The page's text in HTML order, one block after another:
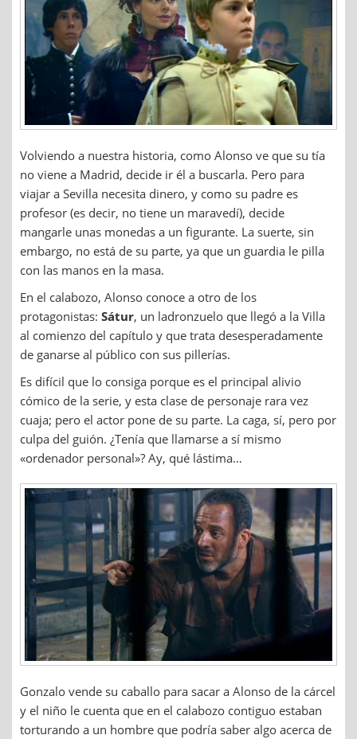
Volviendo a nuestra historia, como Alonso ve que su tía
no viene a Madrid, decide ir él a buscarla. Pero para
viajar a Sevilla necesita dinero, y como su padre es
profesor (es decir, no tiene un maravedí), decide
mangarle unas monedas a un figurante. La suerte, sin
embargo, no está de su parte, ya que un guardia le pilla
con las manos en la masa.
En el calabozo, Alonso conoce a otro de los
protagonistas: Sátur, un ladronzuelo que llegó a la Villa
al comienzo del capítulo y que trata desesperadamente
de ganarse al público con sus pillerías.
Es difícil que lo consiga porque es el principal alivio
cómico de la serie, y esta clase de personaje rara vez
cuaja; pero el actor pone de su parte. La caga, sí, pero por
culpa del guión. ¿Tenía que llamarse a sí mismo
«ordenador personal»? Ay, qué lástima…
Gonzalo vende su caballo para sacar a Alonso de la cárcel
y el niño le cuenta que en el calabozo contiguo estaban
torturando a un hombre que podría saber algo acerca de